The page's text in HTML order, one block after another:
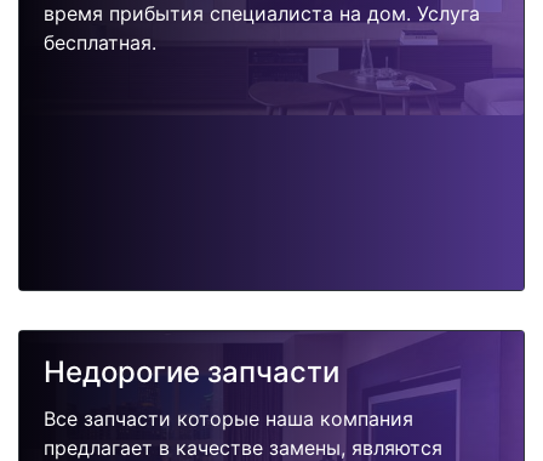
время прибытия специалиста на дом. Услуга
бесплатная.
Недорогие запчасти
Все запчасти которые наша компания
предлагает в качестве замены, являются